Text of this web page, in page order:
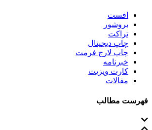
افست
بروشور
تراکت
چاپ دیجیتال
چاپ لارج فرمت
خبرنامه
کارت ویزیت
مقالات
فهرست مطالب